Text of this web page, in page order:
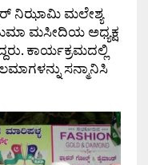
ನಿಝಾಮಿ ಮಲೇಶ್ಯ
ಮಸೀದಿಯ ಅಧ್ಯಕ್ಷ
ಕಾರ್ಯಕ್ರಮದಲ್ಲಿ
ಸನ್ಮಾನಿಸಿ